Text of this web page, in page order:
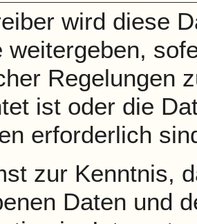
wird diese
weitergeben,
Regelungen
ist oder die
erforderlich
zur Kenntnis,
Daten und